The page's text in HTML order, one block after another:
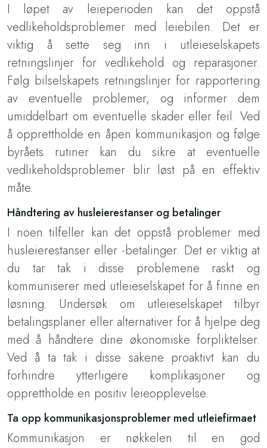
I løpet av leieperioden kan det oppstå
vedlikeholdsproblemer med leiebilen. Det er
viktig å sette seg inn i utleieselskapets
retningslinjer for vedlikehold og reparasjoner.
Følg bilselskapets retningslinjer for rapportering
av eventuelle problemer, og informer dem
umiddelbart om eventuelle skader eller feil. Ved
å opprettholde en åpen kommunikasjon og følge
byråets rutiner kan du sikre at eventuelle
vedlikeholdsproblemer blir løst på en effektiv
måte.
Håndtering av husleierestanser og betalinger
I noen tilfeller kan det oppstå problemer med
husleierestanser eller -betalinger. Det er viktig at
du tar tak i disse problemene raskt og
kommuniserer med utleieselskapet for å finne en
løsning. Undersøk om utleieselskapet tilbyr
betalingsplaner eller alternativer for å hjelpe deg
med å håndtere dine økonomiske forpliktelser.
Ved å ta tak i disse sakene proaktivt kan du
forhindre ytterligere komplikasjoner og
opprettholde en positiv leieopplevelse.
Ta opp kommunikasjonsproblemer med utleiefirmaet
Kommunikasjon er nøkkelen til en god